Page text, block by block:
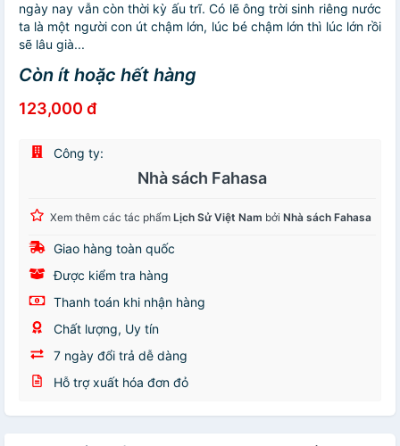
ngày nay vẫn còn thời kỳ ấu trĩ. Có lẽ ông trời sinh riêng nước
ta là một người con út chậm lớn, lúc bé chậm lớn thì lúc lớn rồi
sẽ lâu già...
Còn ít hoặc hết hàng
123,000 đ
Công ty:
Nhà sách Fahasa
Xem thêm các tác phẩm Lịch Sử Việt Nam bởi Nhà sách Fahasa
Giao hàng toàn quốc
Được kiểm tra hàng
Thanh toán khi nhận hàng
Chất lượng, Uy tín
7 ngày đổi trả dễ dàng
Hỗ trợ xuất hóa đơn đỏ